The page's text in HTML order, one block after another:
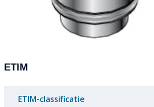
ETIM
ETIM-classificatie